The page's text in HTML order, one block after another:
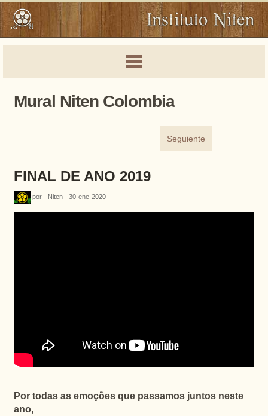
Mural Niten Colombia
Seguiente
FINAL DE ANO 2019
por - Niten - 30-ene-2020
Por todas as emoções que passamos juntos neste
ano,